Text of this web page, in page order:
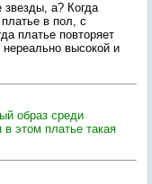
звезды, а? Когда
в пол, с
платье повторяет
нереально высокой и
образ среди
этом платье такая